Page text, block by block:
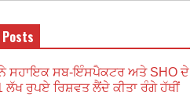
ਨੇ ਸਹਾਇਕ ਸਬ-ਇੰਸਪੈਕਟਰ ਅਤੇ SHO ਦੇ
ਲੱਖ ਰੁਪਏ ਰਿਸ਼ਵਤ ਲੈਂਦੇ ਕੀਤਾ ਰੰਗੇ ਹੱਥੀਂ